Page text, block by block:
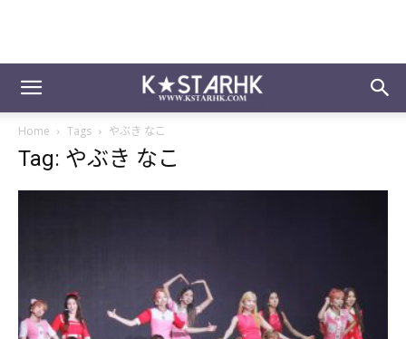
Home Tags やぶき なこ
Tag: やぶき なこ